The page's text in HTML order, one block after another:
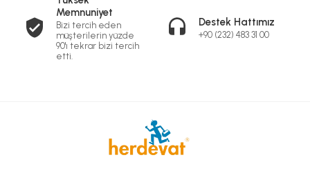
Memnuniyet
Bizi tercih eden
müşterilerin yüzde
90'ı tekrar bizi tercih
etti.
Destek Hattımız
+90 (232) 483 31 00